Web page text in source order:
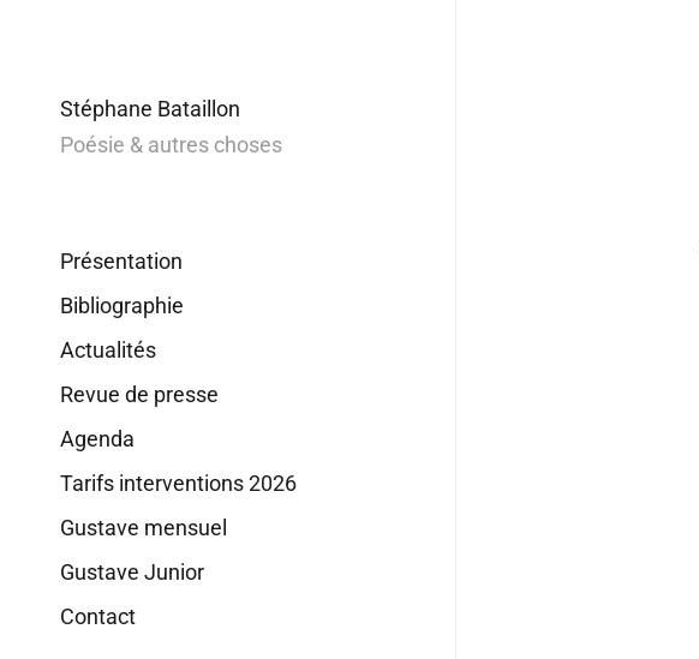
Stéphane Bataillon
Poésie & autres choses
Présentation
Bibliographie
Actualités
Revue de presse
Agenda
Tarifs interventions 2026
Gustave mensuel
Gustave Junior
Contact